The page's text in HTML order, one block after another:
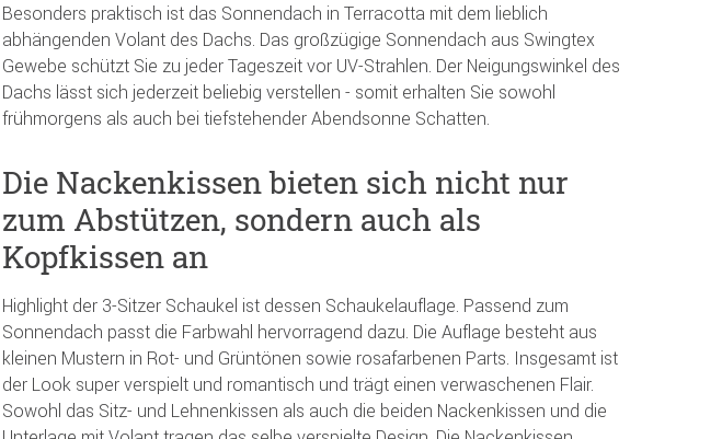
Besonders praktisch ist das Sonnendach in Terracotta mit dem lieblich
abhängenden Volant des Dachs. Das großzügige Sonnendach aus Swingtex
Gewebe schützt Sie zu jeder Tageszeit vor UV-Strahlen. Der Neigungswinkel des
Dachs lässt sich jederzeit beliebig verstellen - somit erhalten Sie sowohl
frühmorgens als auch bei tiefstehender Abendsonne Schatten.
Die Nackenkissen bieten sich nicht nur
zum Abstützen, sondern auch als
Kopfkissen an
Highlight der 3-Sitzer Schaukel ist dessen Schaukelauflage. Passend zum
Sonnendach passt die Farbwahl hervorragend dazu. Die Auflage besteht aus
kleinen Mustern in Rot- und Grüntönen sowie rosafarbenen Parts. Insgesamt ist
der Look super verspielt und romantisch und trägt einen verwaschenen Flair.
Sowohl das Sitz- und Lehnenkissen als auch die beiden Nackenkissen und die